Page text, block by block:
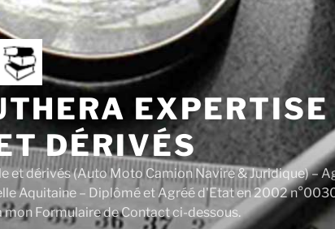
EXPERTISE
DÉRIVÉS
et dérivés (Auto Moto Camion Navire & Juridique) –
Aquitaine – Diplômé et Agréé d'Etat en 2002
Formulaire de Contact ci-dessous.